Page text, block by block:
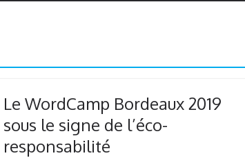
Le WordCamp Bordeaux 2019
sous le signe de l’éco-
responsabilité